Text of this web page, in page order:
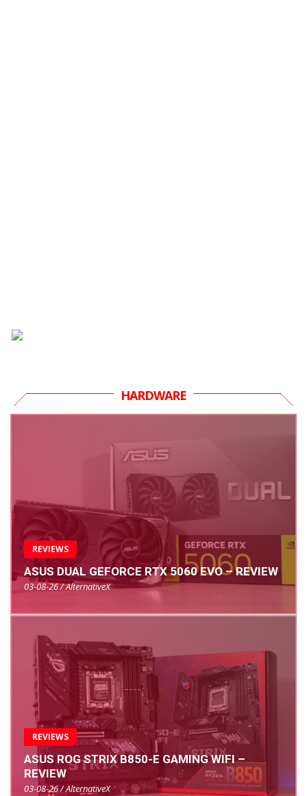
HARDWARE
REVIEWS
ASUS DUAL GEFORCE RTX 5060 EVO – REVIEW
03-08-26 / AlternativeX
REVIEWS
ASUS ROG STRIX B850-E GAMING WIFI –
REVIEW
03-08-26 / AlternativeX